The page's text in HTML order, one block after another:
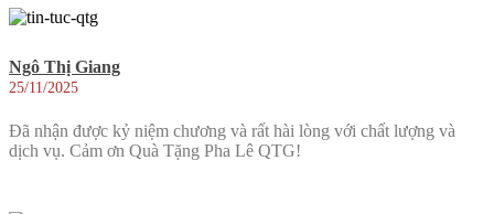
Ngô Thị Giang
25/11/2025
Đã nhận được kỷ niệm chương và rất hài lòng với chất lượng và
dịch vụ. Cảm ơn Quà Tặng Pha Lê QTG!